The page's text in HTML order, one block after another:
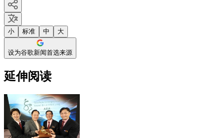
小 标准 中 大
设为谷歌新闻首选来源
延伸阅读